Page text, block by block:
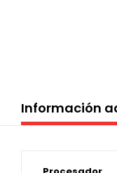
Información